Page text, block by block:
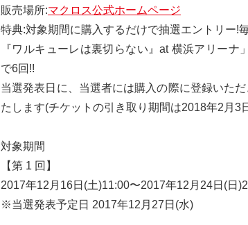
販売場所:マクロス公式ホームページ
特典:対象期間に購入するだけで抽選エントリー!
『ワルキューレは裏切らない』at 横浜アリー
で6回!!
当選発表日に、当選者には購入の際に登録いた
たします(チケットの引き取り期間は2018年2月3
対象期間
【第 1 回】
2017年12月16日(土)11:00〜2017年12月24日(日
※当選発表予定日 2017年12月27日(水)